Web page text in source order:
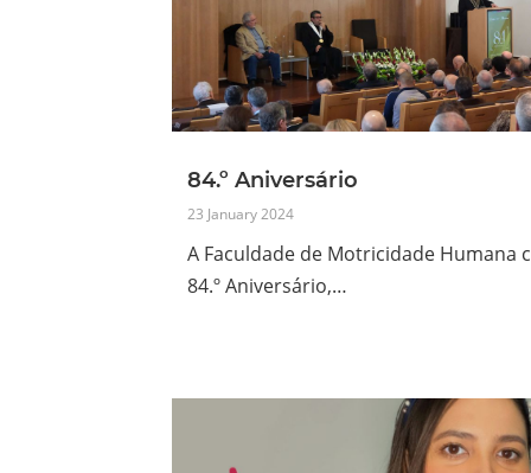
84.º Aniversário
23 January 2024
A Faculdade de Motricidade Humana
84.º Aniversário,…